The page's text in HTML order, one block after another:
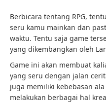
Berbicara tentang RPG,
seru kamu mainkan dan
waktu. Tentu saja game
yang dikembangkan oleh
Game ini akan membuat
yang seru dengan jalan
juga memiliki kebebasan
melakukan berbagai hal